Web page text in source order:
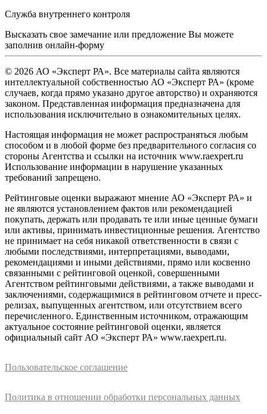
Служба внутреннего контроля
Высказать свое замечание или предложение Вы можете
заполнив онлайн-форму
© 2026 АО «Эксперт РА». Все материалы сайта являются
интеллектуальной собственностью АО «Эксперт РА» (кроме
случаев, когда прямо указано другое авторство) и охраняются
законом. Представленная информация предназначена для
использования исключительно в ознакомительных целях.
Настоящая информация не может распространяться любым
способом и в любой форме без предварительного согласия со
стороны Агентства и ссылки на источник www.raexpert.ru
Использование информации в нарушение указанных
требований запрещено.
Рейтинговые оценки выражают мнение АО «Эксперт РА» и
не являются установлением фактов или рекомендацией
покупать, держать или продавать те или иные ценные бумаги
или активы, принимать инвестиционные решения. Агентство
не принимает на себя никакой ответственности в связи с
любыми последствиями, интерпретациями, выводами,
рекомендациями и иными действиями, прямо или косвенно
связанными с рейтинговой оценкой, совершенными
Агентством рейтинговыми действиями, а также выводами и
заключениями, содержащимися в рейтинговом отчете и пресс-
релизах, выпущенных агентством, или отсутствием всего
перечисленного. Единственным источником, отражающим
актуальное состояние рейтинговой оценки, является
официальный сайт АО «Эксперт РА» www.raexpert.ru.
Пользовательское соглашение
Политика в отношении обработки персональных данных